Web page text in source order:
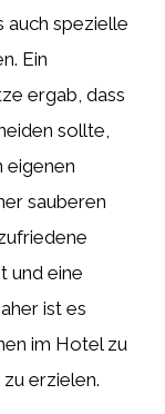
auch spezielle
Ein
ergab, dass
sollte,
eigenen
sauberen
und eine
ist es
im Hotel zu
erzielen.